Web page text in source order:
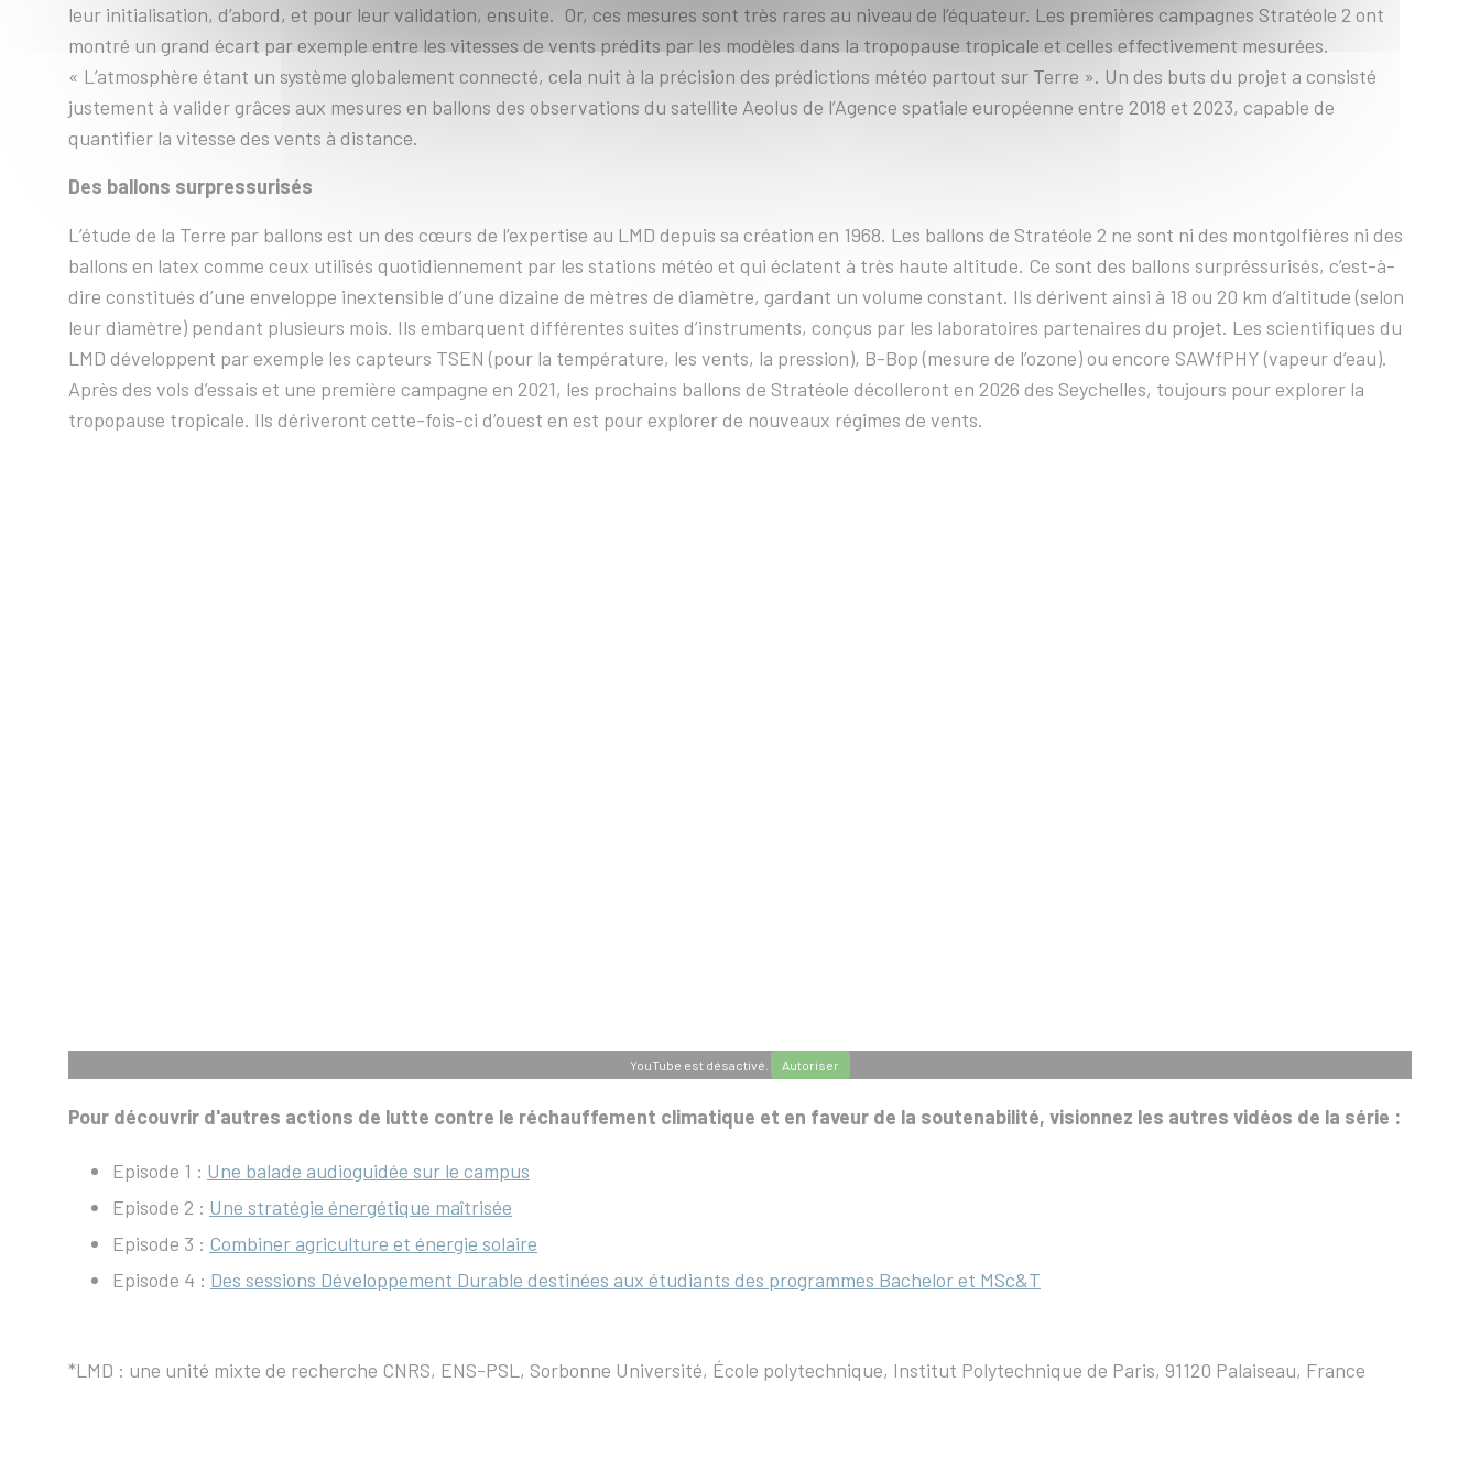
leur initialisation, d’abord, et pour leur validation, ensuite. Or, ces mesures sont très rares au niveau de l’équateur. Les premières campagnes Stratéole 2 ont
montré un grand écart par exemple entre les vitesses de vents prédits par les modèles dans la tropopause tropicale et celles effectivement mesurées.
« L’atmosphère étant un système globalement connecté, cela nuit à la précision des prédictions météo partout sur Terre ». Un des buts du projet a consisté
justement à valider grâces aux mesures en ballons des observations du satellite Aeolus de l’Agence spatiale européenne entre 2018 et 2023, capable de
quantifier la vitesse des vents à distance.
Des ballons surpressurisés
L’étude de la Terre par ballons est un des cœurs de l’expertise au LMD depuis sa création en 1968. Les ballons de Stratéole 2 ne sont ni des montgolfières ni des
ballons en latex comme ceux utilisés quotidiennement par les stations météo et qui éclatent à très haute altitude. Ce sont des ballons surpréssurisés, c’est-à-
dire constitués d’une enveloppe inextensible d’une dizaine de mètres de diamètre, gardant un volume constant. Ils dérivent ainsi à 18 ou 20 km d’altitude (selon
leur diamètre) pendant plusieurs mois. Ils embarquent différentes suites d’instruments, conçus par les laboratoires partenaires du projet. Les scientifiques du
LMD développent par exemple les capteurs TSEN (pour la température, les vents, la pression), B-Bop (mesure de l’ozone) ou encore SAWfPHY (vapeur d’eau).
Après des vols d’essais et une première campagne en 2021, les prochains ballons de Stratéole décolleront en 2026 des Seychelles, toujours pour explorer la
tropopause tropicale. Ils dériveront cette-fois-ci d’ouest en est pour explorer de nouveaux régimes de vents.
YouTube est désactivé. Autoriser
Pour découvrir d'autres actions de lutte contre le réchauffement climatique et en faveur de la soutenabilité, visionnez les autres vidéos de la série :
Episode 1 : Une balade audioguidée sur le campus
Episode 2 : Une stratégie énergétique maîtrisée
Episode 3 : Combiner agriculture et énergie solaire
Episode 4 : Des sessions Développement Durable destinées aux étudiants des programmes Bachelor et MSc&T
*LMD : une unité mixte de recherche CNRS, ENS-PSL, Sorbonne Université, École polytechnique, Institut Polytechnique de Paris, 91120 Palaiseau, France